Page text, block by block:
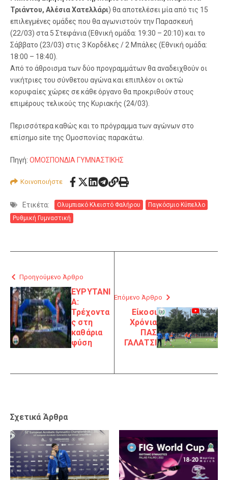
Τριάντου, Αλέσια Χατελλάρι) θα αποτελέσει μία από τις 15
επιλεγμένες ομάδες που θα αγωνιστούν την Παρασκευή
(22/03) στα 5 Στεφάνια (Εθνική ομάδα: 19:30 – 20:10) και το
Σάββατο (23/03) στις 3 Κορδέλες / 2 Μπάλες (Εθνική ομάδα:
18:00 – 18:40).
Από το άθροισμα των δύο προγραμμάτων θα αναδειχθούν οι
νικήτριες του σύνθετου αγώνα και επιπλέον οι οκτώ
κορυφαίες χώρες σε κάθε όργανο θα προκριθούν στους
επιμέρους τελικούς της Κυριακής (24/03).
Περισσότερα καθώς και το πρόγραμμα των αγώνων στο
επίσημο site της Ομοσπονίας παρακάτω.
Πηγή: ΟΜΟΣΠΟΝΔΙΑ ΓΥΜΝΑΣΤΙΚΗΣ
Κοινοποιήστε
Ετικέτα: Ολυμπιακό Κλειστό Φαλήρου
Παγκόσμιο Κύπελλο
Ρυθμική Γυμναστική
Προηγούμενο Άρθρο
ΕΥΡΥΤΑΝΙ
Α:
Τρέχοντα
ς στη
καθάρια
φύση
Επόμενο Άρθρο
Είκοσι
Χρόνια
ΠΑΣ
ΓΑΛΑΤΣΙ
Σχετικά Άρθρα